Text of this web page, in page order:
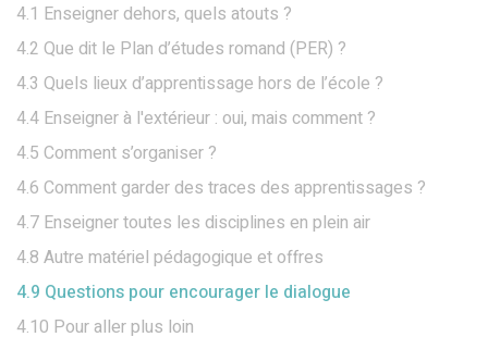
4.1 Enseigner dehors, quels atouts ?
4.2 Que dit le Plan d’études romand (PER) ?
4.3 Quels lieux d’apprentissage hors de l’école ?
4.4 Enseigner à l'extérieur : oui, mais comment ?
4.5 Comment s’organiser ?
4.6 Comment garder des traces des apprentissages ?
4.7 Enseigner toutes les disciplines en plein air
4.8 Autre matériel pédagogique et offres
4.9 Questions pour encourager le dialogue
4.10 Pour aller plus loin